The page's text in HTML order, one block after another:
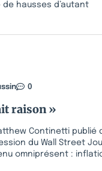
de hausses d’autant
0
raison »
Continetti publié
du Wall Street
omniprésent :